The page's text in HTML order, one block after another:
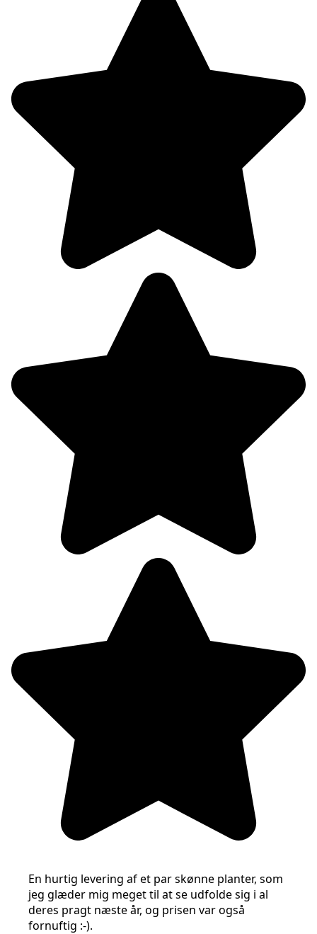
En hurtig levering af et par skønne planter, som
jeg glæder mig meget til at se udfolde sig i al
deres pragt næste år, og prisen var også
fornuftig :-).